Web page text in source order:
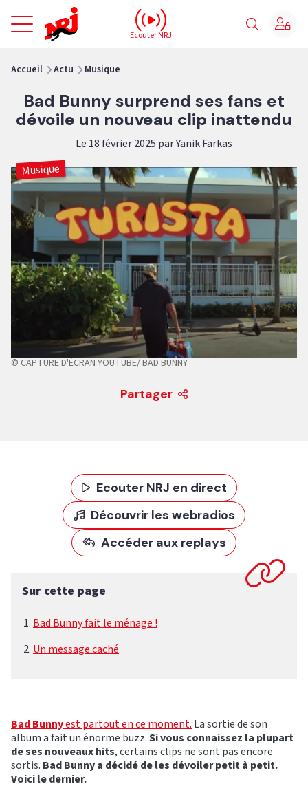
NRJ - Accueil
Ecouter NRJ
Accueil Actu Musique
Bad Bunny surprend ses fans et
dévoile un nouveau clip inattendu
Le 18 février 2025 par Yanik Farkas
Musique
© CAPTURE D'ÉCRAN YOUTUBE/ BAD BUNNY
Partager
Ecouter NRJ en direct
Découvrir les webradios
Accéder aux replays
Sur cette page
Bad Bunny fait le ménage !
Un message caché
Bad Bunnyest partout en ce moment. La sortie de son
album a fait un énorme buzz.Si vous connaissez la plupart
de ses nouveaux hits, certains clips ne sont pas encore
sortis. Bad Bunny a décidé de les dévoiler petit à petit.
Voici le dernier.